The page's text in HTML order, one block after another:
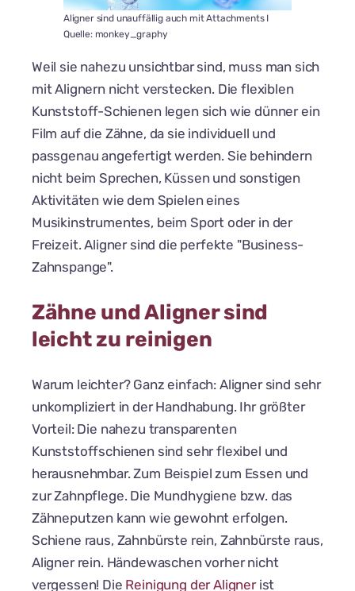
Aligner sind unauffällig auch mit Attachments I
Quelle: monkey_graphy
Weil sie nahezu unsichtbar sind, muss man sich
mit Alignern nicht verstecken. Die flexiblen
Kunststoff-Schienen legen sich wie dünner ein
Film auf die Zähne, da sie individuell und
passgenau angefertigt werden. Sie behindern
nicht beim Sprechen, Küssen und sonstigen
Aktivitäten wie dem Spielen eines
Musikinstrumentes, beim Sport oder in der
Freizeit. Aligner sind die perfekte "Business-
Zahnspange".
Zähne und Aligner sind
leicht zu reinigen
Warum leichter? Ganz einfach: Aligner sind sehr
unkompliziert in der Handhabung. Ihr größter
Vorteil: Die nahezu transparenten
Kunststoffschienen sind sehr flexibel und
herausnehmbar. Zum Beispiel zum Essen und
zur Zahnpflege. Die Mundhygiene bzw. das
Zähneputzen kann wie gewohnt erfolgen.
Schiene raus, Zahnbürste rein, Zahnbürste raus,
Aligner rein. Händewaschen vorher nicht
vergessen! Die Reinigung der Alignerist